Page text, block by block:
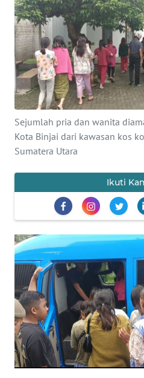
Sejumlah pria dan wanita
Kota Binjai dari kawasan kos
Sumatera Utara
Ikuti
Informasi
INDEKS
BERITA
KONTAK
KAMI
INFO
IKLAN
MEDIA
SIBER
REDAKSI
KARIR
DISCLAIMER